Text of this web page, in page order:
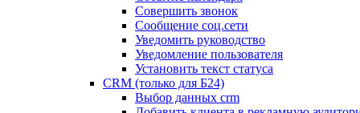
Совершить звонок
Сообщение соц.сети
Уведомить руководство
Уведомление пользователя
Установить текст статуса
CRM (только для Б24)
Выбор данных crm